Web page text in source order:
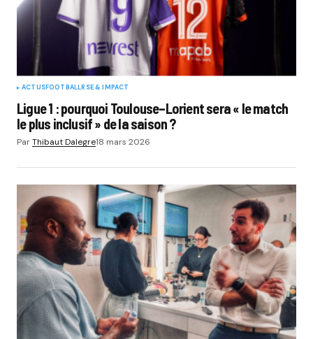
ACTUSFOOTBALLRSE & IMPACT
Ligue 1 : pourquoi Toulouse–Lorient sera « le match
le plus inclusif » de la saison ?
ParThibaut Dalegre18 mars 2026